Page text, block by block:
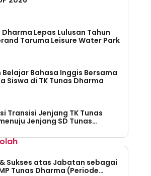
Dharma Lepas Lulusan Tahun
Taruma Leisure Water Park
Belajar Bahasa Inggis Bersama
Siswa di TK Tunas Dharma
Transisi Jenjang TK Tunas
Jenjang SD Tunas
Sukses atas Jabatan sebagai
Tunas Dharma (Periode